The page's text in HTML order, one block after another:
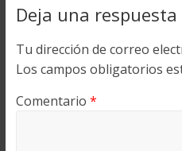
Deja una respuesta
Tu dirección de correo
Los campos obligatorios
Comentario *